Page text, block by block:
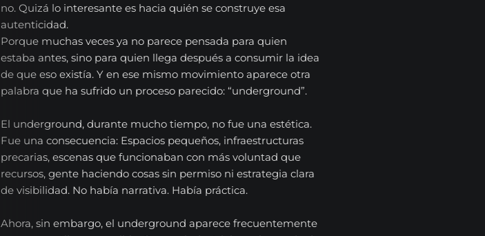
Opinión
Entrevistas
Musica
Tecnologia
Nosotros
Series
Contacta
no. Quizá lo interesante es hacia quién se construye esa
autenticidad.
Porque muchas veces ya no parece pensada para quien
estaba antes, sino para quien llega después a consumir la idea
de que eso existía. Y en ese mismo movimiento aparece otra
palabra que ha sufrido un proceso parecido: “underground”.
El underground, durante mucho tiempo, no fue una estética.
Fue una consecuencia: Espacios pequeños, infraestructuras
precarias, escenas que funcionaban con más voluntad que
recursos, gente haciendo cosas sin permiso ni estrategia clara
de visibilidad. No había narrativa. Había práctica.
Ahora, sin embargo, el underground aparece frecuentemente